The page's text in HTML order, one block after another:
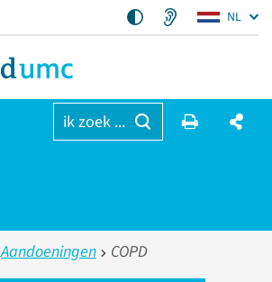
NL
ik zoek ...
Aandoeningen COPD